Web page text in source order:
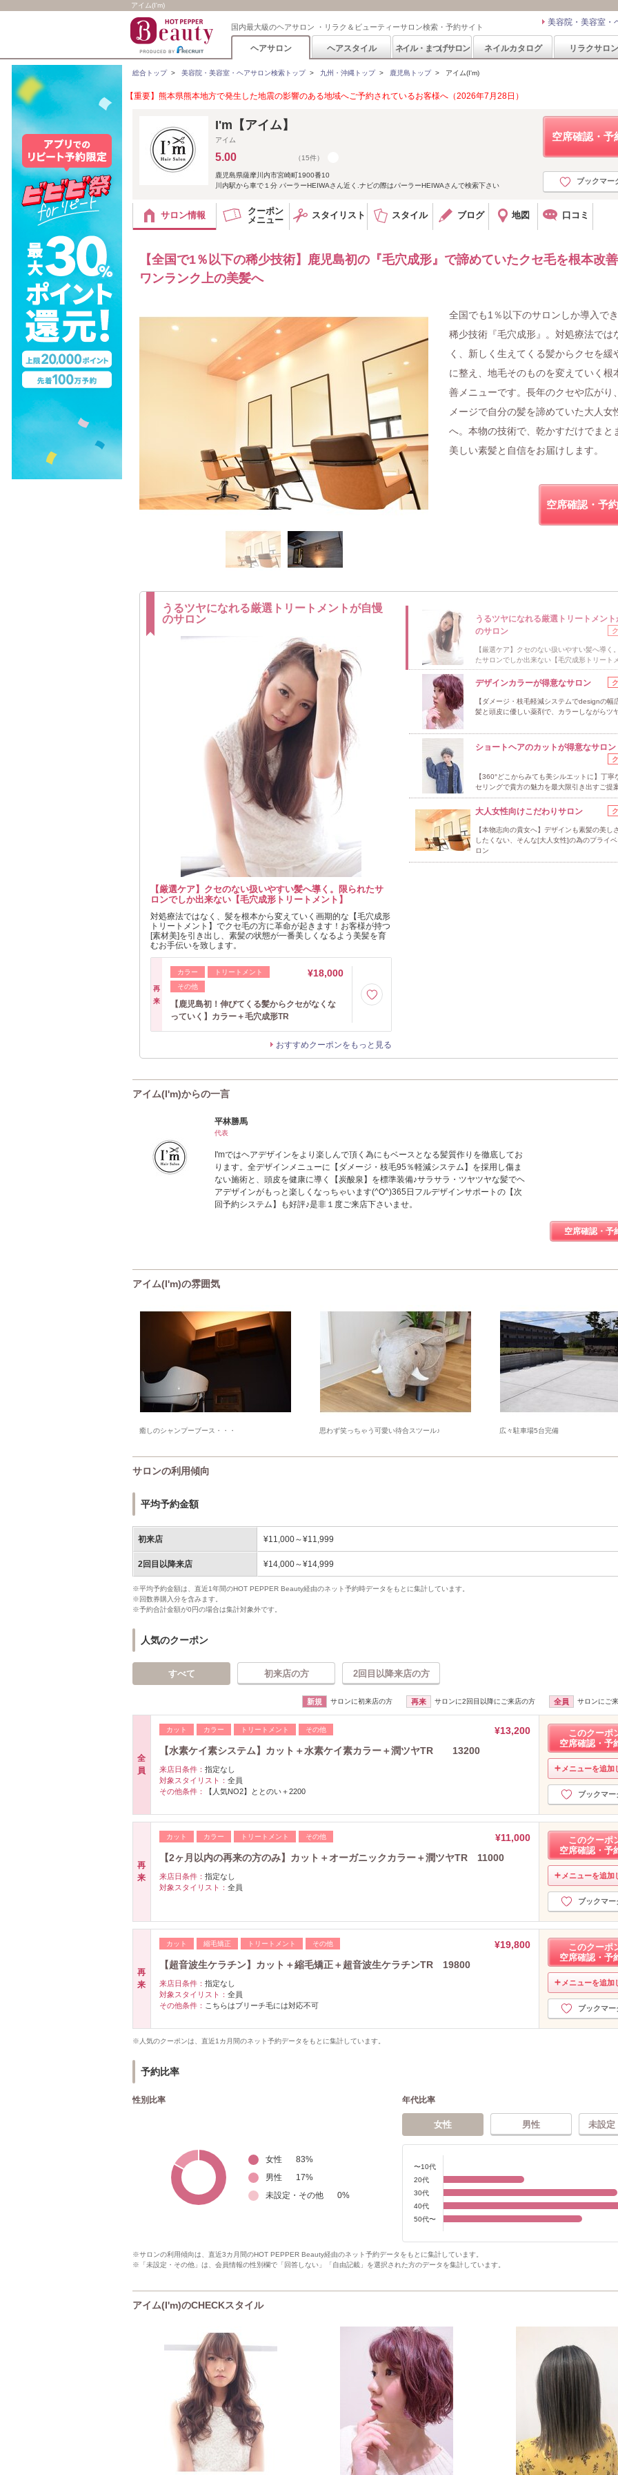
アイム(I'm)
国内最大級のヘアサロン ・リラク＆ビューティーサロン検索・予約サイト 美容院・美容室・
ヘアサロン ヘアスタイル ネイル・まつげサロン ネイルカタログ リラクサロン
総合トップ> 美容院・美容室・ヘアサロン検索トップ> 九州・沖縄トップ> 鹿児島トップ> アイム(I'm)
【重要】熊本県熊本地方で発生した地震の影響のある地域へご予約されているお客様へ（2026年7月28日）
空席確認・予
ブックマー
I'm【アイム】
アイム
5.00 （15件）
鹿児島県薩摩川内市宮崎町1900番10
川内駅から車で１分 パーラーHEIWAさん近く.ナビの際はパーラーHEIWAさんで検索下さい
サロン情報
クーポン
メニュー
スタイリスト スタイル ブログ 地図 口コミ
【全国で1％以下の稀少技術】鹿児島初の『毛穴成形』で諦めていたクセ毛を根本改
ワンランク上の美髪へ
全国でも1％以下のサロンしか導入で
稀少技術『毛穴成形』。対処療法では
く、新しく生えてくる髪からクセを緩
に整え、地毛そのものを変えていく根
善メニューです。長年のクセや広がり
メージで自分の髪を諦めていた大人女
へ。本物の技術で、乾かすだけでまと
美しい素髪と自信をお届けします。
空席確認・予
うるツヤになれる厳選トリートメントが自慢
のサロン
【厳選ケア】クセのない扱いやすい髪へ導く。限られたサ
ロンでしか出来ない【毛穴成形トリートメント】
対処療法ではなく、髪を根本から変えていく画期的な【毛穴成形
トリートメント】でクセ毛の方に革命が起きます！お客様が持つ
[素材美]を引き出し、素髪の状態が一番美しくなるよう美髪を育
むお手伝いを致します。
再
来
カラー
トリートメント
その他
¥18,000
【鹿児島初！伸びてくる髪からクセがなくな
っていく】カラー＋毛穴成形TR
おすすめクーポンをもっと見る
うるツヤになれる厳選トリートメント
のサロン
【厳選ケア】クセのない扱いやすい髪へ導く
たサロンでしか出来ない【毛穴成形トリート
デザインカラーが得意なサロン
【ダメージ・枝毛軽減システムでdesignの幅
髪と頭皮に優しい薬剤で、カラーしながらツ
ショートヘアのカットが得意なサロン
【360°どこからみても美シルエットに】丁寧
セリングで貴方の魅力を最大限引き出すご提
大人女性向けこだわりサロン
【本物志向の貴女へ】デザインも素髪の美し
したくない、そんな[大人女性]の為のプライ
ロン
アイム(I'm)からの一言
平林勝馬
代表
I'mではヘアデザインをより楽しんで頂く為にもベースとなる髪質作りを徹底してお
ります。全デザインメニューに【ダメージ・枝毛95％軽減システム】を採用し傷ま
ない施術と、頭皮を健康に導く【炭酸泉】を標準装備♪サラサラ・ツヤツヤな髪でヘ
アデザインがもっと楽しくなっちゃいます(^O^)365日フルデザインサポートの【次
回予約システム】も好評♪是非１度ご来店下さいませ。
空席確認・予
アイム(I'm)の雰囲気
癒しのシャンプーブース・・・ 思わず笑っちゃう可愛い待合スツール♪ 広々駐車場5台完備
サロンの利用傾向
平均予約金額
初来店 ¥11,000～¥11,999
2回目以降来店 ¥14,000～¥14,999
※平均予約金額は、直近1年間のHOT PEPPER Beauty経由のネット予約時データをもとに集計しています。
※回数券購入分を含みます。
※予約合計金額が0円の場合は集計対象外です。
人気のクーポン
すべて 初来店の方 2回目以降来店の方
新規 サロンに初来店の方 再来 サロンに2回目以降にご来店の方 全員 サロンにご
全
員
カット カラー トリートメント その他
¥13,200
【水素ケイ素システム】カット＋水素ケイ素カラー＋潤ツヤTR 13200
来店日条件： 指定なし
対象スタイリスト： 全員
その他条件：
【人気NO2】ととのい＋2200
このクーポ
空席確認・予
メニューを追加
ブックマー
再
来
カット カラー トリートメント その他
¥11,000
【2ヶ月以内の再来の方のみ】カット＋オーガニックカラー＋潤ツヤTR 11000
来店日条件： 指定なし
対象スタイリスト： 全員
このクーポ
空席確認・予
メニューを追加
ブックマー
再
来
カット 縮毛矯正 トリートメント その他
¥19,800
【超音波生ケラチン】カット＋縮毛矯正＋超音波生ケラチンTR 19800
来店日条件： 指定なし
対象スタイリスト： 全員
その他条件： こちらはブリーチ毛には対応不可
このクーポ
空席確認・予
メニューを追加
ブックマー
※人気のクーポンは、直近1カ月間のネット予約データをもとに集計しています。
予約比率
性別比率
女性 83%
男性
17%
未設定・その他
0%
年代比率
女性 男性 未設定
〜10代
20代
30代
40代
50代〜
※サロンの利用傾向は、直近3カ月間のHOT PEPPER Beauty経由のネット予約データをもとに集計しています。
※「未設定・その他」は、会員情報の性別欄で「回答しない」「自由記載」を選択された方のデータを集計しています。
アイム(I'm)のCHECKスタイル